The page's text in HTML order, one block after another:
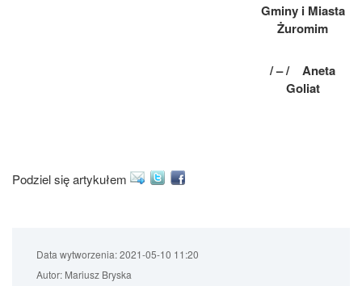
Gminy i Miasta
Żuromim
/ – / Aneta
Goliat
Podziel się artykułem
Data wytworzenia:2021-05-10 11:20
Autor: Mariusz Bryska